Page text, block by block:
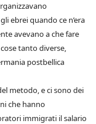
ebrei quando ce n’era
avevano a che fare
tanto diverse,
postbellica
metodo, e ci sono dei
che hanno
immigrati il salario